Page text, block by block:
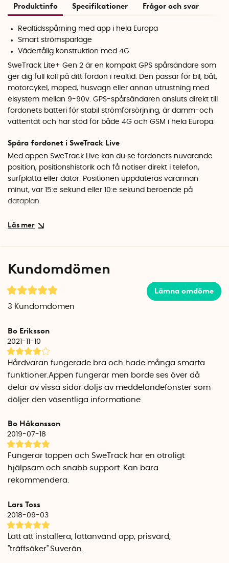
Produktinfo Specifikationer Frågor och svar
Realtidsspårning med app i hela Europa
Smart strömsparläge
Vädertålig konstruktion med 4G
SweTrack Lite+ Gen 2 är en kompakt GPS spårsändare som
ger dig full koll på ditt fordon i realtid. Den passar för bil, båt,
motorcykel, moped, husvagn eller annan utrustning med
elsystem mellan 9-90v. GPS-spårsändaren ansluts direkt till
fordonets batteri för stabil strömförsörjning, är damm-och
vattentät och har stöd för både 4G och GSM i hela Europa.
Spåra fordonet i SweTrack Live
Med appen SweTrack Live kan du se fordonets nuvarande
position, positionshistorik och få notiser direkt i telefon,
surfplatta eller dator. Positionen uppdateras varannan
minut, var 15:e sekund eller 10:e sekund beroende på
dataplan.
Robust konstruktion med optimerad strömförbrukning
den en lång batteritid utan att försämra prestandan.
Enkel installation med bred kompatibilitet
SweTrack Lite+ Gen 2 ansluts med två kablar till fordonets
registrerar du enheten i appen, skapar ett konto och väljer
dataplan (fr. 49 kr/månad). Därefter är spårsändaren redo
att användas.
Smarta larm och geostängsel
I appen kan du skapa ett geostängsel, ett geografiskt
fordonet börjar röra sig eller lämnar området. Du kan även
något händer.
Stöd för 4G och GSM-teknologi
och GSM för att säkerställ en snabb och stabil anslutning.
Smart batteriövervakning
GPS-spårsändaren kan även mäta spänningen på
fordonets batteri och i appen kan du se nuvarande
batteristatus. Enheten har även ett inbyggt extrabatteri på
Kundomdömen
Lämna omdöme
3 Kundomdömen
Bo Eriksson
2021-11-10
Hårdvaran fungerade bra och hade många smarta
funktioner.Appen fungerar men borde ses över då
delar av vissa sidor döljs av meddelandefönster som
döljer den väsentliga informatione
Bo Håkansson
2019-07-18
Fungerar toppen och SweTrack har en otroligt
hjälpsam och snabb support. Kan bara
rekommendera.
Lars Toss
2018-09-03
Lätt att installera, lättanvänd app, prisvärd,
''träffsäker''.Suverän.